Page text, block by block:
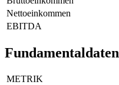
Nettoeinkommen
EBITDA
Fundamentaldaten
METRIK